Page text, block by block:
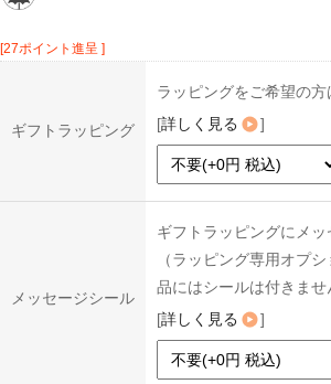
[27ポイント進呈 ]
ギフトラッピング
ラッピングをご希望の方
[詳しく見る ]
メッセージシール
ギフトラッピングにメッ
（ラッピング専用オプ
品にはシールは付きませ
[詳しく見る ]